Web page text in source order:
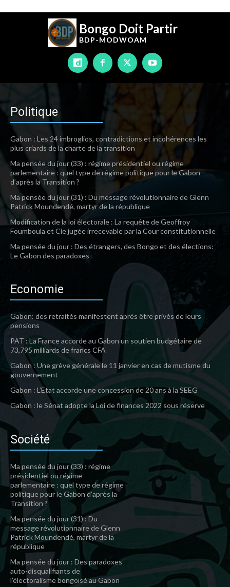
Bongo Doit Partir
BDP-MODWOAM
Politique
Gabon : Les 24 imbroglios, contradictions et incohérences les
plus criards de la charte de la transition
Ma pensée du jour (33) : régime présidentiel ou régime
parlementaire : quel type de régime politique pour le Gabon
d’après la Transition ?
Ma pensée du jour (31) : Du message révolutionnaire de Glenn
Patrick Moundendé, martyr de la république
Modification de la loi électorale : La requête de Geoffroy
Foumboula et Cie jugée irrecevable par la Cour constitutionnelle
Ma pensée du jour : Des étrangers, des Bongo et des élections:
Le Gabon des paradoxes
Economie
Gabon: des retraités manifestent après être privés de leurs
pensions
PAT : La France accorde au Gabon un soutien budgétaire de
73,795 milliards de francs CFA
Gabon : Une grève générale le 11 janvier en cas de mutisme du
gouvernement
Gabon : L’Etat accorde une concession de 20 ans à la SEEG
Gabon : le Sénat adopte la Loi de finances 2022 sous réserve
Société
Ma pensée du jour (33) : régime
présidentiel ou régime
parlementaire : quel type de régime
politique pour le Gabon d’après la
Transition ?
Ma pensée du jour (31) : Du
message révolutionnaire de Glenn
Patrick Moundendé, martyr de la
république
Ma pensée du jour : Des paradoxes
auto-disqualifiants de
l’électoralisme bongoïsé au Gabon